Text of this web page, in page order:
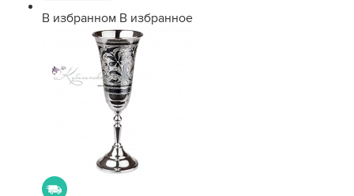
В избранном В избранное